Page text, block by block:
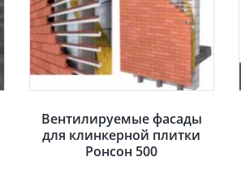
Вентилируемые фасады
для клинкерной плитки
Ронсон 500